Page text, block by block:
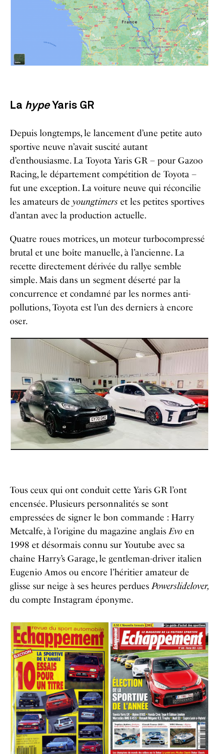
La hypeYaris GR
Depuis longtemps, le lancement d’une petite auto
sportive neuve n’avait suscité autant
d’enthousiasme. La Toyota Yaris GR – pour Gazoo
Racing, le département compétition de Toyota –
fut une exception. La voiture neuve qui réconcilie
les amateurs de youngtimers et les petites sportives
d’antan avec la production actuelle.
Quatre roues motrices, un moteur turbocompressé
brutal et une boîte manuelle, à l’ancienne. La
recette directement dérivée du rallye semble
simple. Mais dans un segment déserté par la
concurrence et condamné par les normes anti-
pollutions, Toyota est l’un des derniers à encore
oser.
Tous ceux qui ont conduit cette Yaris GR l’ont
encensée. Plusieurs personnalités se sont
empressées de signer le bon commande : Harry
Metcalfe, à l’origine du magazine anglaisEvo en
1998 et désormais connu sur Youtube avec sa
chaîne Harry’s Garage, le gentleman-driver italien
Eugenio Amos ou encore l’héritier amateur de
glisse sur neige à ses heures perduesPowerslidelover,
du compte Instagram éponyme.